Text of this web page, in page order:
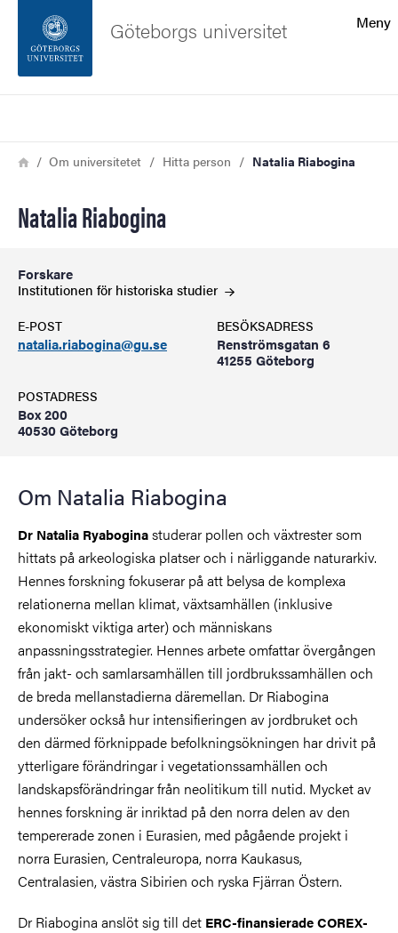
Sidfoten
Meny
Göteborgs universitet
Länkstig
HemOm universitetet Hitta person Natalia Riabogina
Natalia Riabogina
Forskare
Institutionen för historiska studier
E-POST
natalia.riabogina@gu.se
BESÖKSADRESS
Renströmsgatan 6
41255 Göteborg
POSTADRESS
Box 200
40530 Göteborg
Om Natalia Riabogina
Dr Natalia Ryaboginastuderar pollen och växtrester som
hittats på arkeologiska platser och i närliggande naturarkiv.
Hennes forskning fokuserar på att belysa de komplexa
relationerna mellan klimat, växtsamhällen (inklusive
ekonomiskt viktiga arter) och människans
anpassningsstrategier. Hennes arbete omfattar övergången
från jakt- och samlarsamhällen till jordbrukssamhällen och
de breda mellanstadierna däremellan. Dr Riabogina
undersöker också hur intensifieringen av jordbruket och
den därmed förknippade befolkningsökningen har drivit på
ytterligare förändringar i vegetationssamhällen och
landskapsförändringar från neolitikum till nutid. Mycket av
hennes forskning är inriktad på den norra delen av den
tempererade zonen i Eurasien, med pågående projekt i
norra Eurasien, Centraleuropa, norra Kaukasus,
Centralasien, västra Sibirien och ryska Fjärran Östern.
Dr Riabogina anslöt sig till det ERC-finansierade COREX-